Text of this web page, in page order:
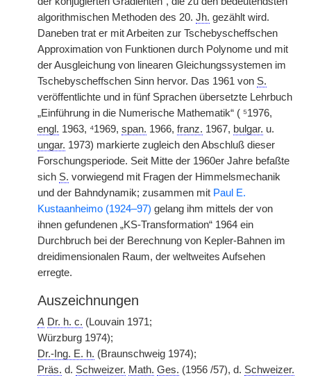
algorithmischen Methoden des 20. Jh. gezählt wird.
Daneben trat er mit Arbeiten zur Tschebyscheffschen
Approximation von Funktionen durch Polynome und mit
der Ausgleichung von linearen Gleichungssystemen im
Tschebyscheffschen Sinn hervor. Das 1961 von S.
veröffentlichte und in fünf Sprachen übersetzte Lehrbuch
„Einführung in die Numerische Mathematik“ ( ⁵1976,
engl. 1963, ⁴1969, span. 1966, franz. 1967, bulgar. u.
ungar. 1973) markierte zugleich den Abschluß dieser
Forschungsperiode. Seit Mitte der 1960er Jahre befaßte
sich S. vorwiegend mit Fragen der Himmelsmechanik
und der Bahndynamik; zusammen mit Paul E.
Kustaanheimo (1924–97) gelang ihm mittels der von
ihnen gefundenen „KS-Transformation“ 1964 ein
Durchbruch bei der Berechnung von Kepler-Bahnen im
dreidimensionalen Raum, der weltweites Aufsehen
erregte.
Auszeichnungen
A Dr. h. c. (Louvain 1971;
Würzburg 1974);
Dr.-Ing. E. h. (Braunschweig 1974);
Präs. d. Schweizer. Math. Ges. (1956 /57), d. Schweizer.